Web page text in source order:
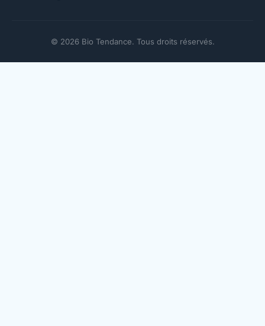
© 2026 Bio Tendance. Tous droits réservés.